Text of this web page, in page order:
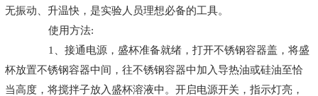
无振动、升温快，是实验人员理想必备的工具。
使用方法:
1、接通电源，盛杯准备就绪，打开不锈钢容器盖，将盛
杯放置不锈钢容器中间，往不锈钢容器中加入导热油或硅油至恰
当高度，将搅拌子放入盛杯溶液中。开启电源开关，指示灯亮，